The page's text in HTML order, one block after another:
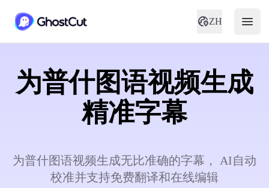
ZH
为普什图语视频生成
精准字幕
为普什图语视频生成无比准确的字幕， AI自动
校准并支持免费翻译和在线编辑